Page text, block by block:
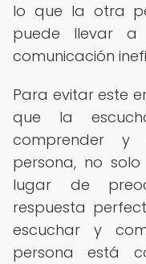
lo que la otra
puede llevar a
comunicación
Para evitar este
que la
comprender
persona, no
lugar de
respuesta
escuchar y
persona está